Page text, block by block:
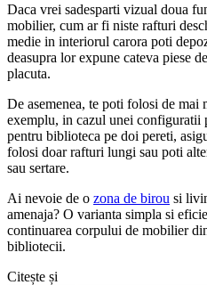
Daca vrei sadesparti vizual doua
mobilier, cum ar fi niste rafturi
medie in interiorul carora poti
deasupra lor expune cateva piese
placuta.
De asemenea, te poti folosi de mai
exemplu, in cazul unei configuratii
pentru biblioteca pe doi pereti,
folosi doar rafturi lungi sau poti
sau sertare.
Ai nevoie de o zona de birou si
amenaja? O varianta simpla si
continuarea corpului de mobilier
bibliotecii.
Citește și